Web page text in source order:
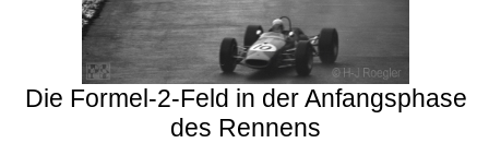
Die Formel-2-Feld in der Anfangsphase
des Rennens